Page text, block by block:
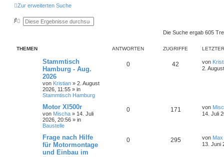
Zur erweiterten Suche
S E
t
Die Suche ergab 605
THEMEN ANTWORTEN ZUGRIFFE
Stammtisch
Hamburg - Aug.
2026
von Kristian » 2. August
2026, 11:55 » in
Stammtisch Hamburg
0 42 von
2.
Motor Xl500r
von Mischa » 14. Juli
2026, 20:56 » in
Baustelle
0 171 von
14. Juli
Frage nach Hilfe
für Motormontage
und Einbau im
0 295 von
13. Juni